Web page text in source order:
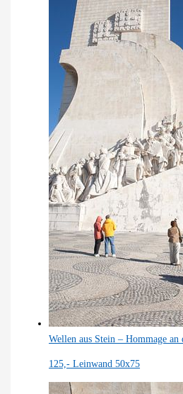
Wellen aus Stein – Hommage
125,- Leinwand 50x75